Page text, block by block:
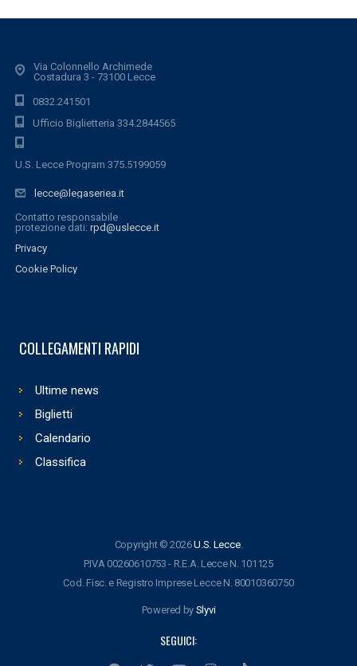
Via Colonnello Archimede
Costadura 3 - 73100 Lecce
0832.241501
Ufficio Biglietteria 334.2844565
U.S. Lecce Program 375.5199059
lecce@legaseriea.it
Contatto responsabile
protezione dati: rpd@uslecce.it
Privacy
Cookie Policy
COLLEGAMENTI RAPIDI
Ultime news
Biglietti
Calendario
Classifica
Copyright © 2026U.S. Lecce.
P.IVA 00260610753 - R.E.A. Lecce N. 101125
Cod. Fisc. e Registro Imprese Lecce N. 80010360750
Powered by Slyvi
SEGUICI: